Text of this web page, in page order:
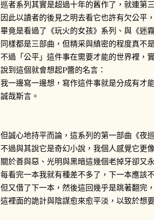
巡者系列其實是超過十年的舊作了，就連第
因此以讀者的後見之明去看它也許有欠公平，
畢竟是看過了《玩火的女孩》系列、與《迷
同樣都是三部曲，但精采與縝密的程度真不
不過「公平」這件事在需要才能的世界裡，
說到這個就會想起P醬的名言：
我一邊寫一邊想，寫作這件事就是分成有才
誠哉斯言。
但誠心地持平而論，這系列的第一部曲《夜
不過與其說它是奇幻小說，我個人感覺它更
關於善與惡、光明與黑暗這幾個老掉牙卻又
每看完一本我就有種差不多了，下一本應該
但又借了下一本，然後這回幾乎是跳著翻完，
這裡面的詭計與陰謀愈來愈平淡，以致於想